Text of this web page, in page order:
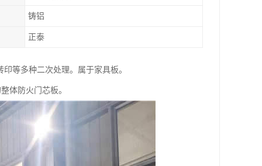
铸铝
正泰
等多种二次处理。属于家具板。
体防火门芯板。